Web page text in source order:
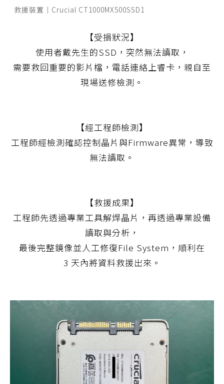
救援裝置｜Crucial CT1000MX500SSD1
【受損狀況】
使用者戴先生的SSD，突然無法讀取，
需要救回重要的影片檔，電話連絡上睿卡，親自至
現場送修檢測。
【經工程師檢測】
工程師經檢測確認控制晶片與Firmware異常，導致
無法讀取。
【救援成果】
工程師先透過專業工具解焊晶片，再透過專業設備
讀取與分析，
最後完整鏡像並人工修復File System，順利在
3 天內將資料救援出來。